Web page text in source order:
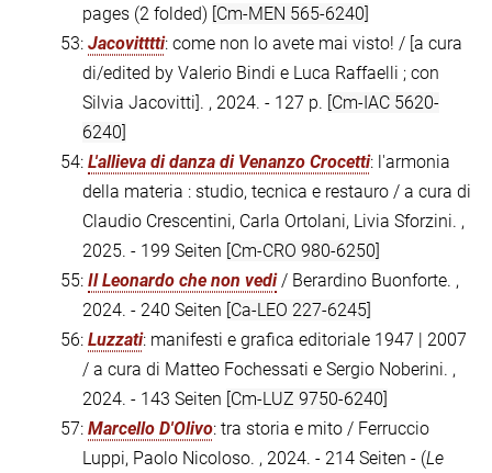
pages (2 folded) [Cm-MEN 565-6240]
53: Jacovitttti: come non lo avete mai visto! / [a cura
di/edited by Valerio Bindi e Luca Raffaelli ; con
Silvia Jacovitti]. , 2024. - 127 p. [Cm-IAC 5620-
6240]
54: L'allieva di danza di Venanzo Crocetti: l'armonia
della materia : studio, tecnica e restauro / a cura di
Claudio Crescentini, Carla Ortolani, Livia Sforzini. ,
2025. - 199 Seiten [Cm-CRO 980-6250]
55: Il Leonardo che non vedi/ Berardino Buonforte. ,
2024. - 240 Seiten [Ca-LEO 227-6245]
56: Luzzati: manifesti e grafica editoriale 1947 | 2007
/ a cura di Matteo Fochessati e Sergio Noberini. ,
2024. - 143 Seiten [Cm-LUZ 9750-6240]
57: Marcello D'Olivo: tra storia e mito / Ferruccio
Luppi, Paolo Nicoloso. , 2024. - 214 Seiten - (Le